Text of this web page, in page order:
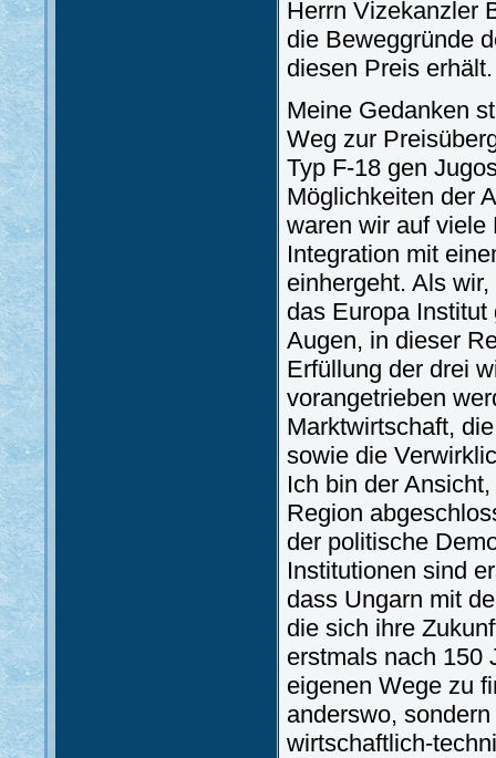
Herrn Vizekanzler
die Beweggründe
diesen Preis erhält.
Meine Gedanken
Weg zur
Typ F-18 gen
Möglichkeiten der
waren wir auf viele
Integration mit
einhergeht. Als
das Europa
Augen, in dieser
Erfüllung der drei
vorangetrieben
Marktwirtschaft,
sowie die
Ich bin der
Region
der politische
Institutionen sind
dass Ungarn mit
die sich ihre
erstmals nach 150
eigenen Wege zu
anderswo,
wirtschaftlich-